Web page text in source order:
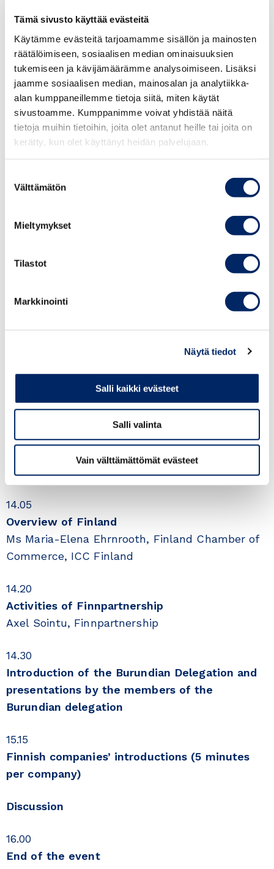
Tämä sivusto käyttää evästeitä
Käytämme evästeitä tarjoamamme sisällön ja mainosten
räätälöimiseen, sosiaalisen median ominaisuuksien
tukemiseen ja kävijämäärämme analysoimiseen. Lisäksi
jaamme sosiaalisen median, mainosalan ja analytiikka-
alan kumppaneillemme tietoja siitä, miten käytät
sivustoamme. Kumppanimme voivat yhdistää näitä
tietoja muihin tietoihin, joita olet antanut heille tai joita on
kerätty, kun olet käyttänyt heidän palvelujaan.
valinta
Välttämätön
Mieltymykset
Tilastot
Markkinointi
Näytä tiedot
Salli kaikki evästeet
Salli valinta
Vain välttämättömät evästeet
flavors and nutrients, which is very rare in the
world(coffee, vegetables, sugar, fish, palm oil)
The Burundian government has embarked on a
series of legal and institutional reforms, with a
view to building strong institutions capable of
initiating, designing and/or implementing
reforms that match ambitions.
public institution designated as the gateway
foreign investors seeking business opportunities
Time28
April 2025 at 14.00
Please, registerHERE
at
latest on the 26
of April 2025.
Welcoming words
Ms Anne Hatanpää, Finland Chamber of
Commerce
14.05
Overview of Finland
Ms Maria-Elena Ehrnrooth, Finland Chamber of
Commerce, ICC Finland
14.20
Activities of Finnpartnership
Axel Sointu, Finnpartnership
14.30
Introduction of the Burundian Delegation and
presentations by the members of the
Burundian delegation
15.15
Finnish companies’ introductions (5 minutes
per company)
Discussion
16.00
End of the event